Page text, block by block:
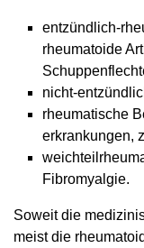
entzündlich-
rheumatoide
nicht-
rheumatische
erkrankungen,
Fibromyalgie.
Soweit die
meist die